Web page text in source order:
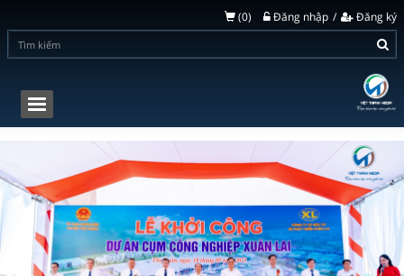
(0) Đăng nhập Đăng ký
Toggle
navigation